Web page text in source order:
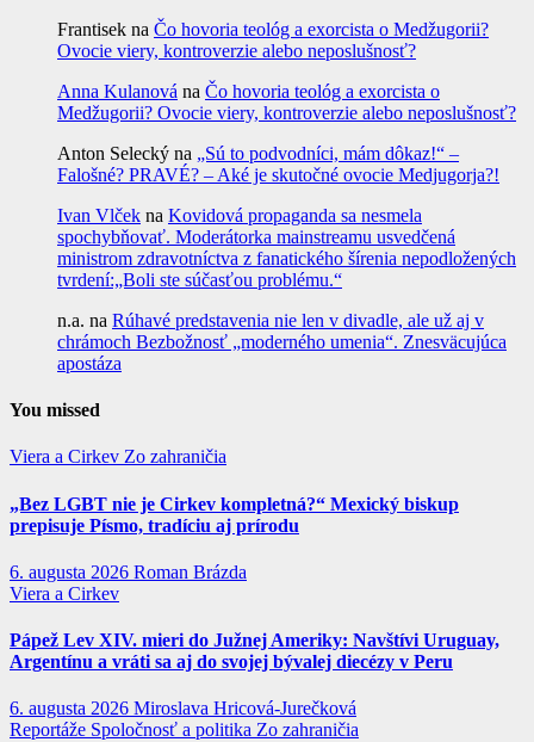
Frantisek na Čo hovoria teológ a exorcista o Medžugorii?
Ovocie viery, kontroverzie alebo neposlušnosť?
Anna Kulanová na Čo hovoria teológ a exorcista o
Medžugorii? Ovocie viery, kontroverzie alebo neposlušnosť?
Anton Selecký na „Sú to podvodníci, mám dôkaz!“ –
Falošné? PRAVÉ? – Aké je skutočné ovocie Medjugorja?!
Ivan Vlček na Kovidová propaganda sa nesmela
spochybňovať. Moderátorka mainstreamu usvedčená
ministrom zdravotníctva z fanatického šírenia nepodložených
tvrdení:„Boli ste súčasťou problému.“
n.a. na Rúhavé predstavenia nie len v divadle, ale už aj v
chrámoch Bezbožnosť „moderného umenia“. Znesväcujúca
apostáza
You missed
Viera a Cirkev Zo zahraničia
„Bez LGBT nie je Cirkev kompletná?“ Mexický biskup
prepisuje Písmo, tradíciu aj prírodu
6. augusta 2026 Roman Brázda
Viera a Cirkev
Pápež Lev XIV. mieri do Južnej Ameriky: Navštívi Uruguay,
Argentínu a vráti sa aj do svojej bývalej diecézy v Peru
6. augusta 2026 Miroslava Hricová-Jurečková
Reportáže Spoločnosť a politika Zo zahraničia